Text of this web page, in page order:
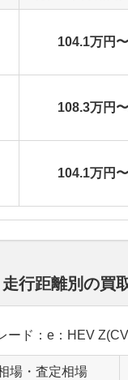
104.1万円
108.3万円
104.1万円
行距離別の買
ード：e：HEV
場・査定相場